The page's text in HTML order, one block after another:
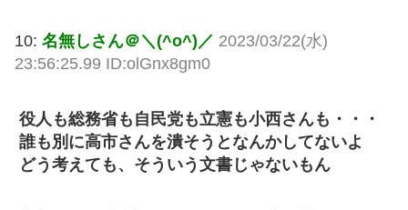
10: 名無しさん＠＼(^o^)／ 2023/03/22(水)
23:56:25.99 ID:olGnx8gm0
役人も総務省も自民党も立憲も小西さんも・・・
誰も別に高市さんを潰そうとなんかしてないよ
どう考えても、そういう文書じゃないもん